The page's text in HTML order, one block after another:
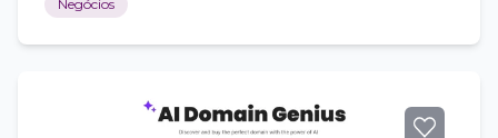
Negócios